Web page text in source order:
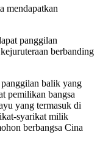
mendapatkan
panggilan
berbanding
balik yang
pemilikan bangsa
yang termasuk di
syarikat milik
berbangsa Cina